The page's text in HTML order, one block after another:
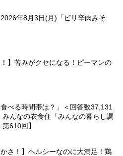
2026年8月3日(月)「ピリ辛肉みそ
！】苦みがクセになる！ピーマンの
食べる時間帯は？」＜回答数37,131
んなの衣食住「みんなの暮らし調
610回】
かさ！】ヘルシーなのに大満足！鶏